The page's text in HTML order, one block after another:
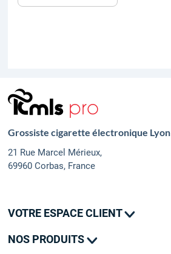
Grossiste cigarette électronique Lyon
21 Rue Marcel Mérieux,
69960 Corbas, France
VOTRE ESPACE CLIENT
Mes adresses
NOS PRODUITS